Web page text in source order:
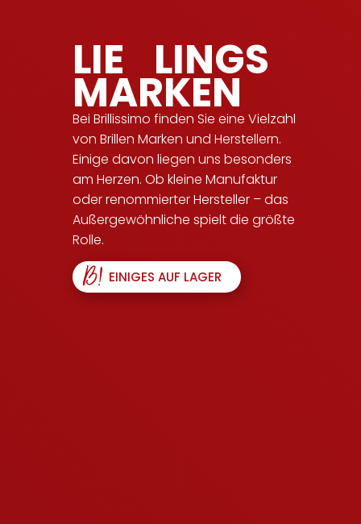
LIE LINGS
MARKEN
Bei Brillissimo finden Sie eine Vielzahl
von Brillen Marken und Herstellern.
Einige davon liegen uns besonders
am Herzen. Ob kleine Manufaktur
oder renommierter Hersteller – das
Außergewöhnliche spielt die größte
Rolle.
EINIGES AUF LAGER